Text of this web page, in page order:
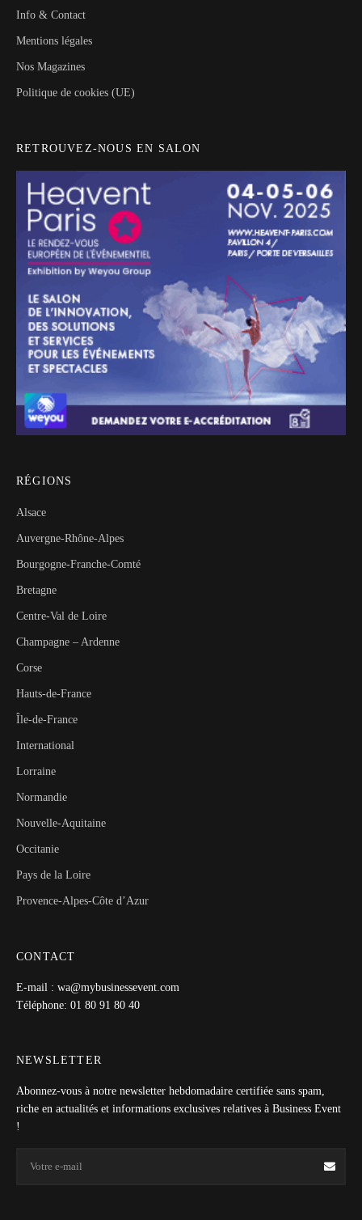
Info & Contact
Mentions légales
Nos Magazines
Politique de cookies (UE)
RETROUVEZ-NOUS EN SALON
RÉGIONS
Alsace
Auvergne-Rhône-Alpes
Bourgogne-Franche-Comté
Bretagne
Centre-Val de Loire
Champagne – Ardenne
Corse
Hauts-de-France
Île-de-France
International
Lorraine
Normandie
Nouvelle-Aquitaine
Occitanie
Pays de la Loire
Provence-Alpes-Côte d’Azur
CONTACT
E-mail : wa@mybusinessevent.com
Téléphone: 01 80 91 80 40
NEWSLETTER
Abonnez-vous à notre newsletter hebdomadaire certifiée sans spam,
riche en actualités et informations exclusives relatives à Business Event
!